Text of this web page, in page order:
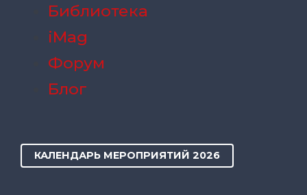
Библиотека
iMag
Форум
Блог
КАЛЕНДАРЬ МЕРОПРИЯТИЙ 2026